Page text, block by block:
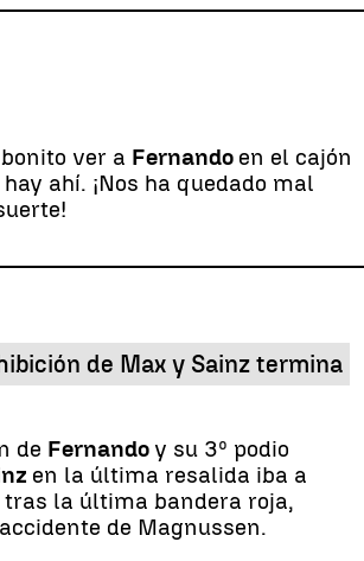
ver a Fernando en el cajón
ahí. ¡Nos ha quedado mal
de Max y Sainz termina
de Fernando y su 3º podio
en la última resalida iba a
tras la última bandera roja,
de Magnussen.